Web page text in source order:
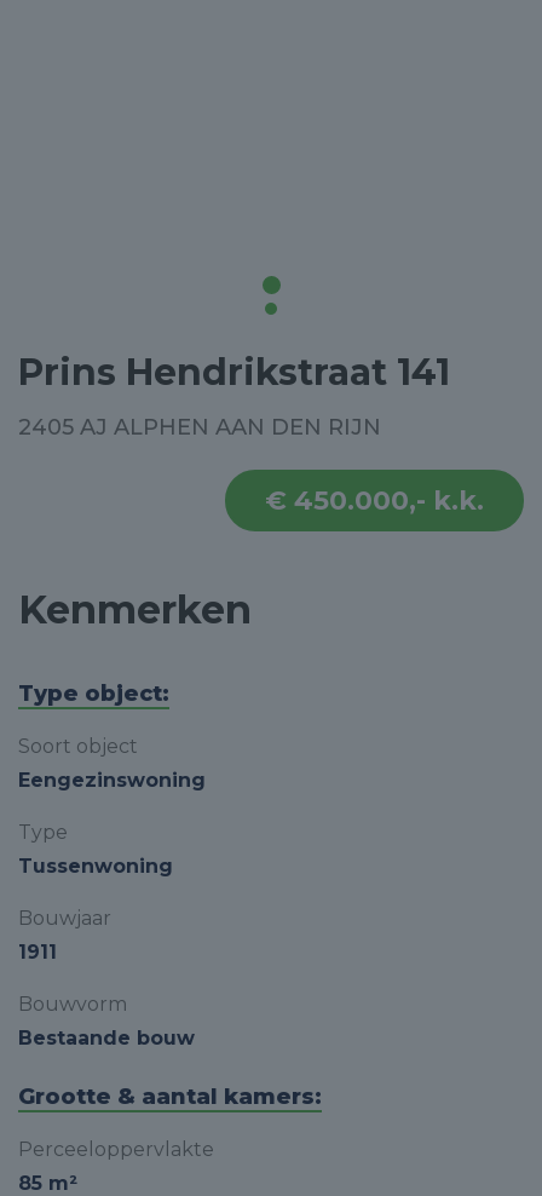
Prins Hendrikstraat 141
2405 AJ ALPHEN AAN DEN RIJN
€ 450.000,- k.k.
Kenmerken
Type object:
Soort object
Eengezinswoning
Type
Tussenwoning
Bouwjaar
1911
Bouwvorm
Bestaande bouw
Grootte & aantal kamers:
Perceeloppervlakte
85 m²